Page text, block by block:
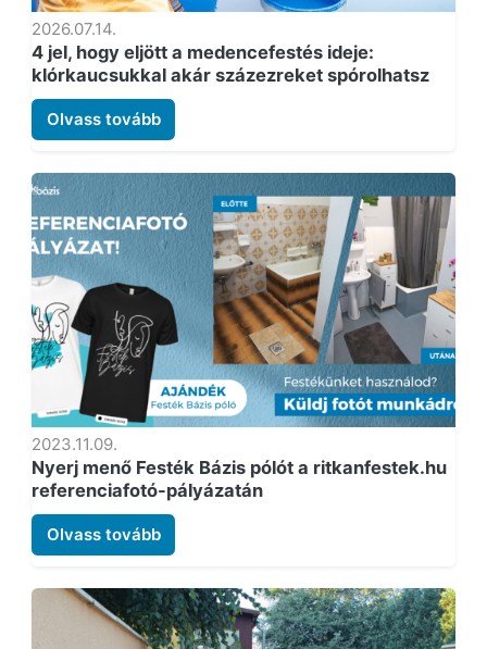
2026.07.14.
4 jel, hogy eljött a medencefestés ideje:
klórkaucsukkal akár százezreket spórolhatsz
Olvass tovább
2023.11.09.
Nyerj menő Festék Bázis pólót a ritkanfestek.hu
referenciafotó-pályázatán
Olvass tovább